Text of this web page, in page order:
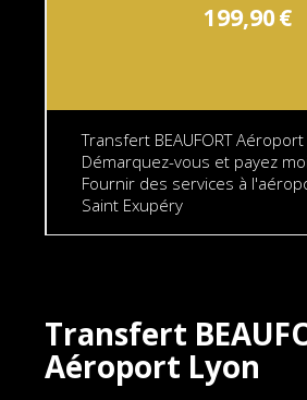
199,90€
Transfert BEAUFORT Aéroport
Démarquez-vous et payez
Fournir des services à
Saint Exupéry
Transfert
Aéroport Lyon